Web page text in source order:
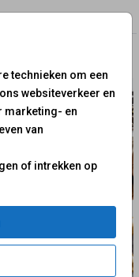
technieken om een
websiteverkeer en
marketing- en
van
of intrekken op